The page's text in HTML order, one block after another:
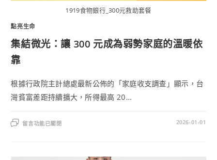
1919食物銀行_300元救助套餐
點亮生命
集結微光：讓 300 元成為弱勢家庭的溫暖依
靠
根據行政院主計總處最新公佈的「家庭收支調查」顯示，台
灣貧富差距持續擴大，所得最高 20...
留言功能已關閉 2026-01-01